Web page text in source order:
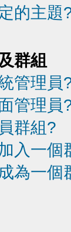
的主題
群組
管理員
管理員
群組?
入一個
為一個